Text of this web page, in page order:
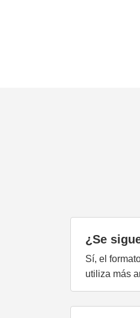
¿Se
Sí, el
utiliza más